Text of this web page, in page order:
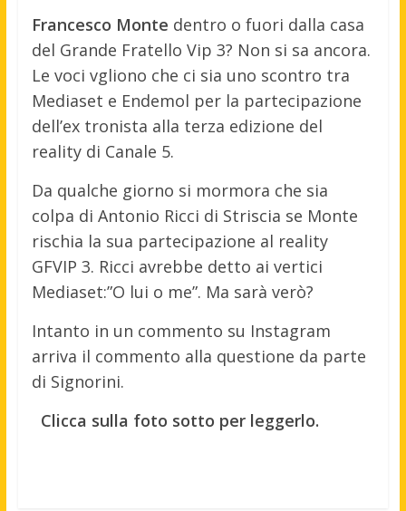
Francesco Monte dentro o fuori dalla casa
del Grande Fratello Vip 3? Non si sa ancora.
Le voci vgliono che ci sia uno scontro tra
Mediaset e Endemol per la partecipazione
dell’ex tronista alla terza edizione del
reality di Canale 5.
Da qualche giorno si mormora che sia
colpa di Antonio Ricci di Striscia se Monte
rischia la sua partecipazione al reality
GFVIP 3. Ricci avrebbe detto ai vertici
Mediaset:”O lui o me”. Ma sarà verò?
Intanto in un commento su Instagram
arriva il commento alla questione da parte
di Signorini.
Clicca sulla foto sotto per leggerlo.